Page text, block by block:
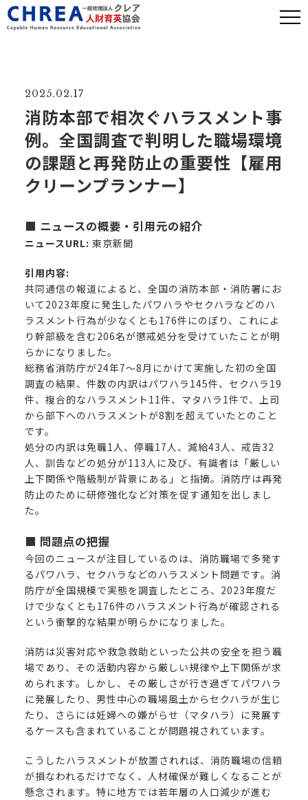
2025.02.17
消防本部で相次ぐハラスメント事
例。全国調査で判明した職場環境
の課題と再発防止の重要性【雇用
クリーンプランナー】
■ ニュースの概要・引用元の紹介
ニュースURL: 東京新聞
引用内容:
共同通信の報道によると、全国の消防本部・消防署にお
いて2023年度に発生したパワハラやセクハラなどのハ
ラスメント行為が少なくとも176件にのぼり、これによ
り幹部級を含む206名が懲戒処分を受けていたことが明
らかになりました。
総務省消防庁が24年7～8月にかけて実施した初の全国
調査の結果、件数の内訳はパワハラ145件、セクハラ19
件、複合的なハラスメント11件、マタハラ1件で、上司
から部下へのハラスメントが8割を超えていたとのこと
です。
処分の内訳は免職1人、停職17人、減給43人、戒告32
人、訓告などの処分が113人に及び、有識者は「厳しい
上下関係や階級制が背景にある」と指摘。消防庁は再発
防止のために研修強化など対策を促す通知を出しまし
た。
■ 問題点の把握
今回のニュースが注目しているのは、消防職場で多発す
るパワハラ、セクハラなどのハラスメント問題です。消
防庁が全国規模で実態を調査したところ、2023年度だ
けで少なくとも176件のハラスメント行為が確認される
という衝撃的な結果が明らかになりました。
消防は災害対応や救急救助といった公共の安全を担う職
場であり、その活動内容から厳しい規律や上下関係が求
められます。しかし、その厳しさが行き過ぎてパワハラ
に発展したり、男性中心の職場風土からセクハラが生じ
たり、さらには妊婦への嫌がらせ（マタハラ）に発展す
るケースも含まれていることが問題視されています。
こうしたハラスメントが放置されれば、消防職場の信頼
が損なわれるだけでなく、人材確保が難しくなることが
懸念されます。特に地方では若年層の人口減少が進む